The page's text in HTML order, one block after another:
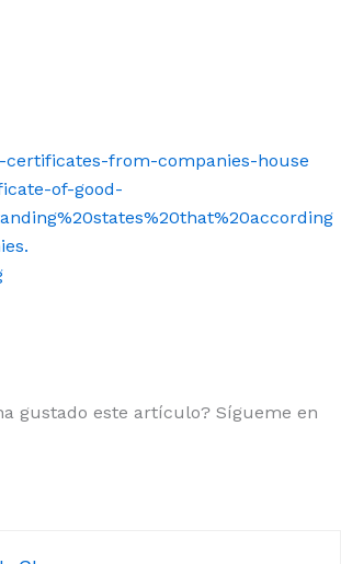
from-companies-house
of-good-
gustado este artículo? Sígueme en